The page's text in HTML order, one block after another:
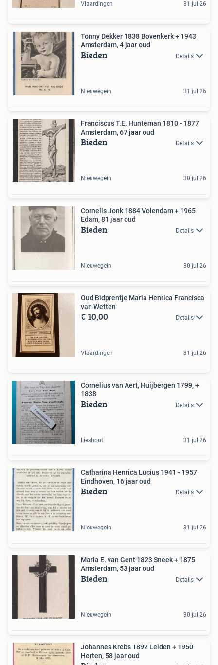
Vlaardingen 31 jul 26
Tonny Dekker 1838 Bovenkerk + 1943
Amsterdam, 4 jaar oud
Bieden Details
Nieuwegein 31 jul 26
Franciscus T.E. Hunteman 1810 - 1877
Amsterdam, 67 jaar oud
Bieden Details
Nieuwegein 30 jul 26
Cornelis Jonk 1884 Volendam + 1965
Edam, 81 jaar oud
Bieden Details
Nieuwegein 30 jul 26
Oud Bidprentje Maria Henrica Francisca
van Wetten
€ 10,00 Details
Vlaardingen 31 jul 26
Cornelius van Aert, Huijbergen 1799, +
1838
Bieden Details
Lieshout 31 jul 26
Catharina Henrica Lucius 1941 - 1957
Eindhoven, 16 jaar oud
Bieden Details
Nieuwegein 31 jul 26
Maria E. van Gent 1823 Sneek + 1875
Amsterdam, 53 jaar oud
Bieden Details
Nieuwegein 30 jul 26
Johannes Krebs 1892 Leiden + 1950
Herten, 58 jaar oud